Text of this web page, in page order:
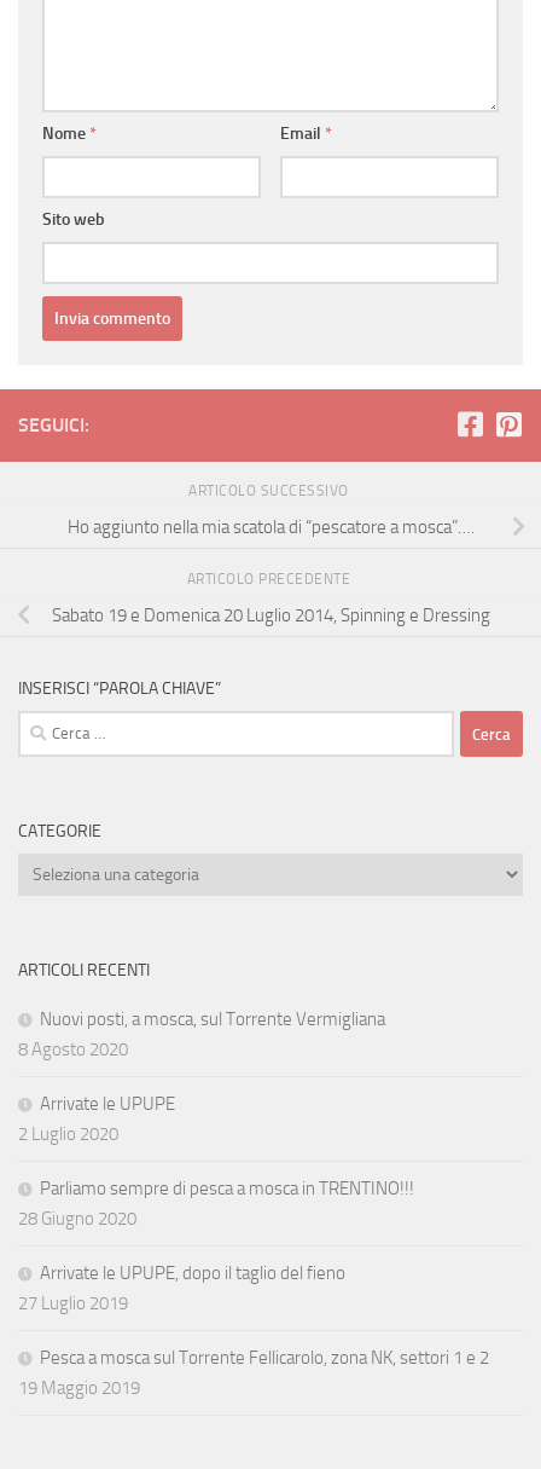
Nome * Email *
Sito web
SEGUICI:
ARTICOLO SUCCESSIVO
Ho aggiunto nella mia scatola di “pescatore a mosca”….
ARTICOLO PRECEDENTE
Sabato 19 e Domenica 20 Luglio 2014, Spinning e Dressing
INSERISCI “PAROLA CHIAVE”
Ricerca
per:
CATEGORIE
Categorie
ARTICOLI RECENTI
Nuovi posti, a mosca, sul Torrente Vermigliana
8 Agosto 2020
Arrivate le UPUPE
2 Luglio 2020
Parliamo sempre di pesca a mosca in TRENTINO!!!
28 Giugno 2020
Arrivate le UPUPE, dopo il taglio del fieno
27 Luglio 2019
Pesca a mosca sul Torrente Fellicarolo, zona NK, settori 1 e 2
19 Maggio 2019